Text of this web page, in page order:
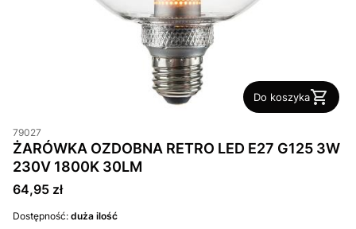
Do koszyka
79027
ŻARÓWKA OZDOBNA RETRO LED E27 G125 3W
230V 1800K 30LM
Cena
64,95 zł
Dostępność: duża ilość